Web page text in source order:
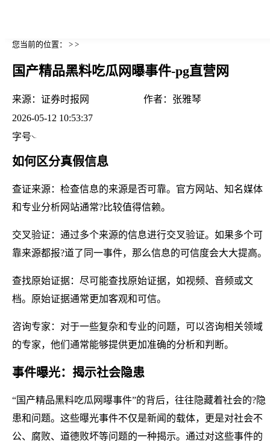
您当前的位置： > >
国产精品黑料吃瓜网曝事件-pg直营网
来源： 证券时报网 作者： 张雅琴
2026-05-12 10:53:37
字号
如何区分真假信息
查证来源：检查信息的来源是否可靠。官方网站、知名媒体
和专业分析网站通常?比较值得信赖。
交叉验证：通过多个来源的信息进行交叉验证。如果多个可
靠来源都报?道了同一事件，那么信息的可信度会大大提高。
查找原始证据：尽可能查找原始证据，如视频、音频或文
档。原始证据通常更加客观和可信。
咨询专家：对于一些复杂和专业的问题，可以咨询相关领域
的专家，他们通常能够提供更加准确的分析和判断。
事件曝光：揭示社会隐患
“国产精品黑料吃瓜网曝事件”的背后，往往隐藏着社会的?隐
患和问题。这些曝光事件不仅是新闻的载体，更是对社会不
公、腐败、道德败坏等问题的一种揭示。通过对这些事件的